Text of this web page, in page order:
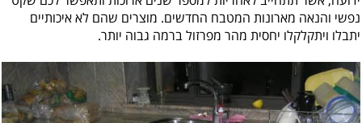
נפשי והנאה מארונות המטבח החדשים. מוצרים שהם לא איכותיים
יתבלו ויתקלקלו יחסית מהר מפרזול ברמה גבוה יותר.